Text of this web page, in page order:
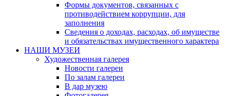
Формы документов, связанных с
противодействием коррупции, для
заполнения
Сведения о доходах, расходах, об имуществе
и обязательствах имущественного характера
НАШИ МУЗЕИ
Художественная галерея
Новости галереи
По залам галереи
В дар музею